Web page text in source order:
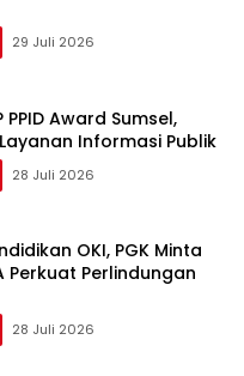
29 Juli 2026
PPID Award Sumsel,
Informasi Publik
28 Juli 2026
OKI, PGK Minta
Perkuat Perlindungan
28 Juli 2026